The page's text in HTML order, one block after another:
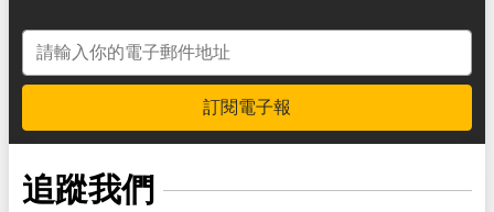
電子郵件地址
訂閱電子報
追蹤我們